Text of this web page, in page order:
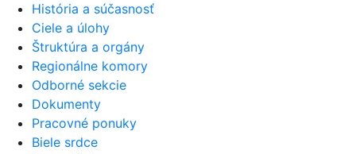
História a súčasnosť
Ciele a úlohy
Štruktúra a orgány
Regionálne komory
Odborné sekcie
Dokumenty
Pracovné ponuky
Biele srdce